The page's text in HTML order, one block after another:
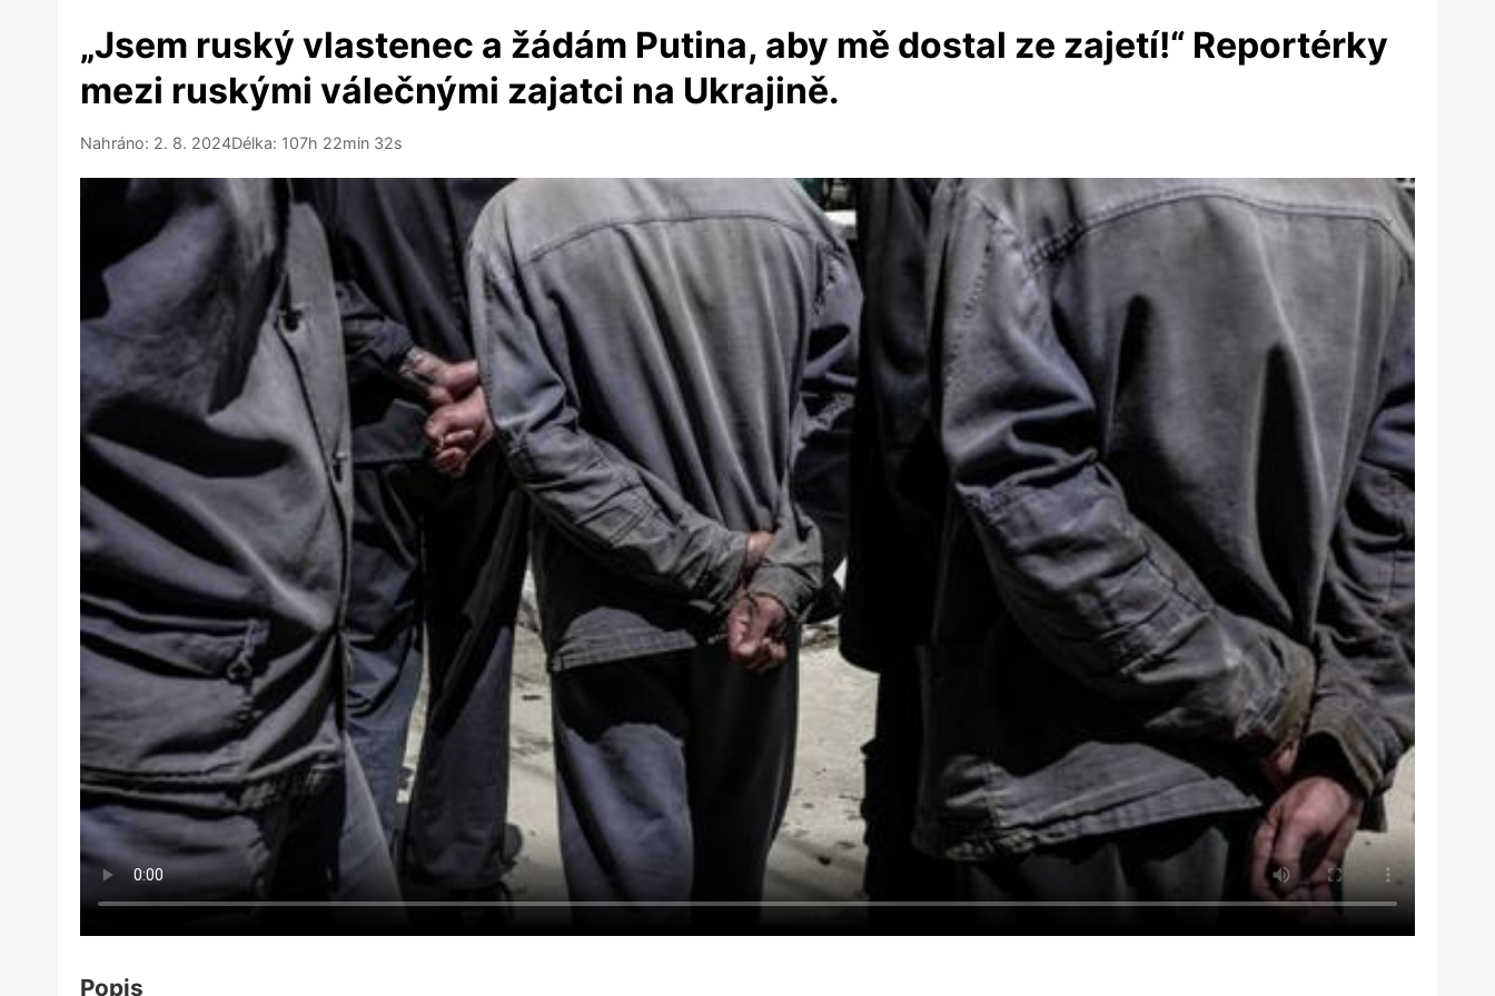
„Jsem ruský vlastenec a žádám Putina, aby mě dostal ze zajetí!“ Reportérky
mezi ruskými válečnými zajatci na Ukrajině.
Nahráno: 2. 8. 2024Délka: 107h 22min 32s
Popis